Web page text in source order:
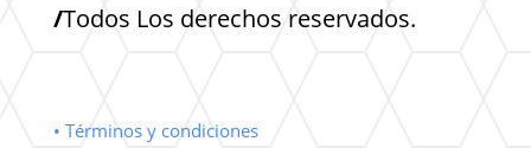
/Todos Los derechos reservados.
• Términos y condiciones